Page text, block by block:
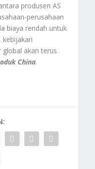
produsen AS
perusahaan
biaya rendah untuk
global akan terus
China.